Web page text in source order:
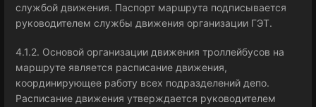
службой движения. Паспорт маршрута подписывается
руководителем службы движения организации ГЭТ.
4.1.2. Основой организации движения троллейбусов на
маршруте является расписание движения,
координирующее работу всех подразделений депо.
Расписание движения утверждается руководителем